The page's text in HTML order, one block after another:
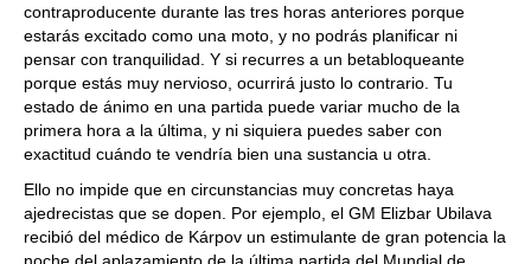
contraproducente durante las tres horas anteriores porque
estarás excitado como una moto, y no podrás planificar ni
pensar con tranquilidad. Y si recurres a un betabloqueante
porque estás muy nervioso, ocurrirá justo lo contrario. Tu
estado de ánimo en una partida puede variar mucho de la
primera hora a la última, y ni siquiera puedes saber con
exactitud cuándo te vendría bien una sustancia u otra.
Ello no impide que en circunstancias muy concretas haya
ajedrecistas que se dopen. Por ejemplo, el GM Elizbar Ubilava
recibió del médico de Kárpov un estimulante de gran potencia la
noche del aplazamiento de la última partida del Mundial de